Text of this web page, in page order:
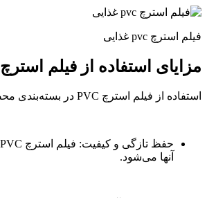
فیلم استرچ pvc غذایی
مزایای استفاده از فیلم استرچ pvc غذایی در بسته بندی محصولات
استفاده از فیلم استرچ PVC در بسته‌بندی محصولات غذایی دارای مزایای مهمی است:
آنها می‌شود.